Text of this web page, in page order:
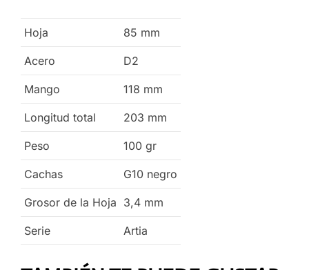
Hoja 85 mm
Acero D2
Mango 118 mm
Longitud total 203 mm
Peso 100 gr
Cachas G10 negro
Grosor de la Hoja 3,4 mm
Serie Artia